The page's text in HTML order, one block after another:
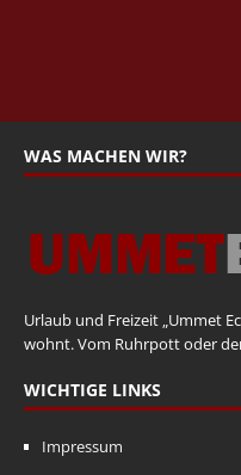
WAS MACHEN WIR?
Urlaub und Freizeit „Ummet
wohnt. Vom Ruhrpott oder
WICHTIGE LINKS
Impressum